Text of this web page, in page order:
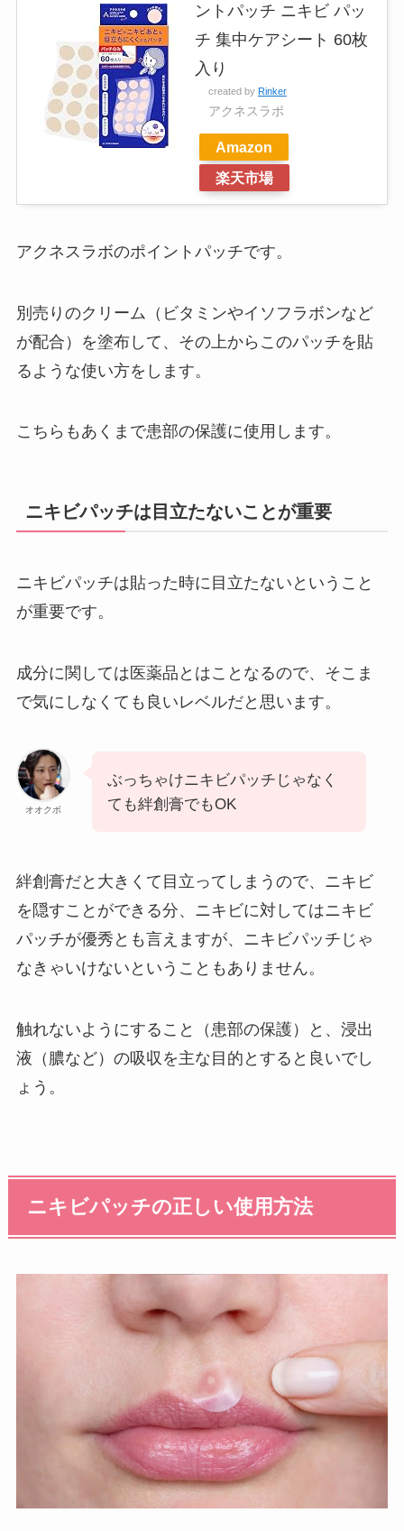
ントパッチ ニキビ パッ
チ 集中ケアシート 60枚
入り
created by Rinker
アクネスラボ
Amazon
楽天市場
アクネスラボのポイントパッチです。
別売りのクリーム（ビタミンやイソフラボンなど
が配合）を塗布して、その上からこのパッチを貼
るような使い方をします。
こちらもあくまで患部の保護に使用します。
ニキビパッチは目立たないことが重要
ニキビパッチは貼った時に目立たないということ
が重要です。
成分に関しては医薬品とはことなるので、そこま
で気にしなくても良いレベルだと思います。
オオクボ
ぶっちゃけニキビパッチじゃなく
ても絆創膏でもOK
絆創膏だと大きくて目立ってしまうので、ニキビ
を隠すことができる分、ニキビに対してはニキビ
パッチが優秀とも言えますが、ニキビパッチじゃ
なきゃいけないということもありません。
触れないようにすること（患部の保護）と、浸出
液（膿など）の吸収を主な目的とすると良いでし
ょう。
ニキビパッチの正しい使用方法